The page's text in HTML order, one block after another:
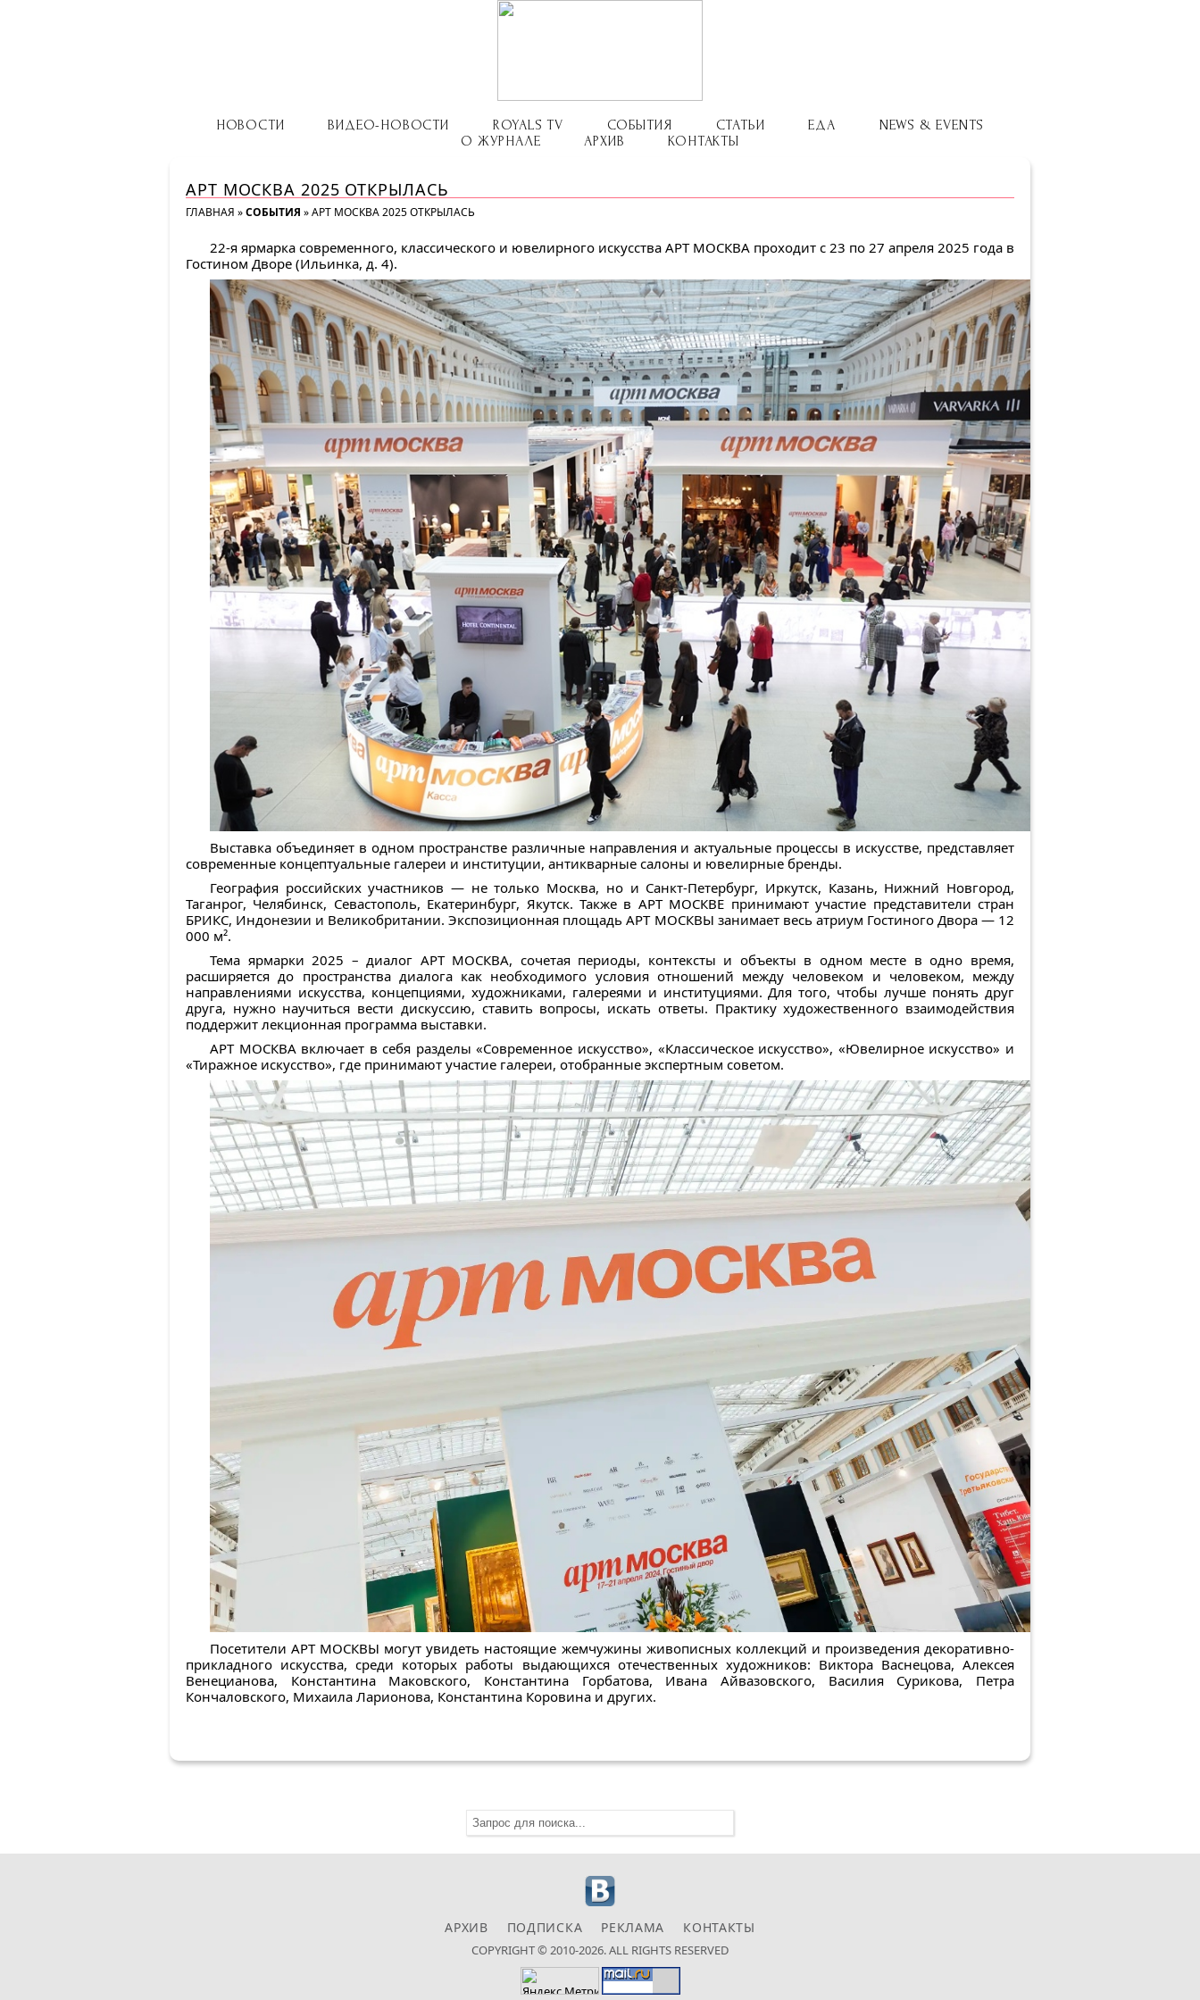
НОВОСТИ ВИДЕО-НОВОСТИ ROYALS TV СОБЫТИЯ СТАТЬИ ЕДА
NEWS & EVENTS
О ЖУРНАЛЕ
АРХИВ КОНТАКТЫ
АРТ МОСКВА 2025 ОТКРЫЛАСЬ
ГЛАВНАЯ »СОБЫТИЯ »АРТ МОСКВА 2025 ОТКРЫЛАСЬ
22-я ярмарка современного, классического и ювелирного искусства АРТ МОСКВА проходит с 23 по 27 апреля 2025 года в
Гостином Дворе (Ильинка, д. 4).
Выставка объединяет в одном пространстве различные направления и актуальные процессы в искусстве, представляет
современные концептуальные галереи и институции, антикварные салоны и ювелирные бренды.
География российских участников — не только Москва, но и Санкт-Петербург, Иркутск, Казань, Нижний Новгород,
Таганрог, Челябинск, Севастополь, Екатеринбург, Якутск. Также в АРТ МОСКВЕ принимают участие представители стран
БРИКС, Индонезии и Великобритании. Экспозиционная площадь АРТ МОСКВЫ занимает весь атриум Гостиного Двора — 12
000 м².
Тема ярмарки 2025 – диалог АРТ МОСКВА, сочетая периоды, контексты и объекты в одном месте в одно время,
расширяется до пространства диалога как необходимого условия отношений между человеком и человеком, между
направлениями искусства, концепциями, художниками, галереями и институциями. Для того, чтобы лучше понять друг
друга, нужно научиться вести дискуссию, ставить вопросы, искать ответы. Практику художественного взаимодействия
поддержит лекционная программа выставки.
АРТ МОСКВА включает в себя разделы «Современное искусство», «Классическое искусство», «Ювелирное искусство» и
«Тиражное искусство», где принимают участие галереи, отобранные экспертным советом.
Посетители АРТ МОСКВЫ могут увидеть настоящие жемчужины живописных коллекций и произведения декоративно-
прикладного искусства, среди которых работы выдающихся отечественных художников: Виктора Васнецова, Алексея
Венецианова, Константина Маковского, Константина Горбатова, Ивана Айвазовского, Василия Сурикова, Петра
Кончаловского, Михаила Ларионова, Константина Коровина и других.
АРХИВ ПОДПИСКА РЕКЛАМА КОНТАКТЫ
COPYRIGHT © 2010-2026. ALL RIGHTS RESERVED